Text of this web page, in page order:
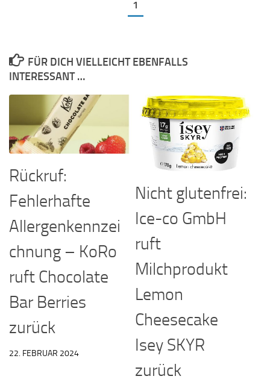
1
FÜR DICH VIELLEICHT EBENFALLS
INTERESSANT …
Rückruf:
Fehlerhafte
Allergenkennzei
chnung – KoRo
ruft Chocolate
Bar Berries
zurück
22. FEBRUAR 2024
Nicht glutenfrei:
Ice-co GmbH
ruft
Milchprodukt
Lemon
Cheesecake
Isey SKYR
zurück